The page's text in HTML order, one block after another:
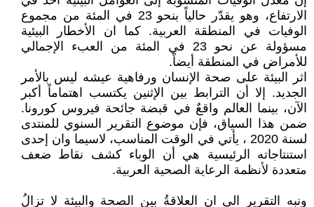
الارتفاع، وهو يقدّر حالياً بنحو 23 في المئة من مجموع
الوفيات في المنطقة العربية. كما ان الأخطار البيئية
مسؤولة عن نحو 23 في المئة من العبء الإجمالي
للأمراض في المنطقة أيضاً.
اثر البيئة على صحة الإنسان ورفاهية عيشه ليس بالأمر
الجديد. إلا أن الترابط بين الإثنين يكتسب اهتماماً أكبر
الآن، بينما العالم واقعٌ في قبضة جائحة فيروس كورونا.
ضمن هذا السياق، فإن موضوع التقرير السنوي للمنتدى
لسنة 2020 ، يأتي في الوقت المناسب، لاسيما وان إحدى
استنتاجاته الرئيسية هي أن الوباء كشف نقاط ضعف
متعددة لأنظمة الرعاية الصحية العربية.
ونبه التقرير الى ان العلاقةُ بين الصحة والبيئة لا تزالُ